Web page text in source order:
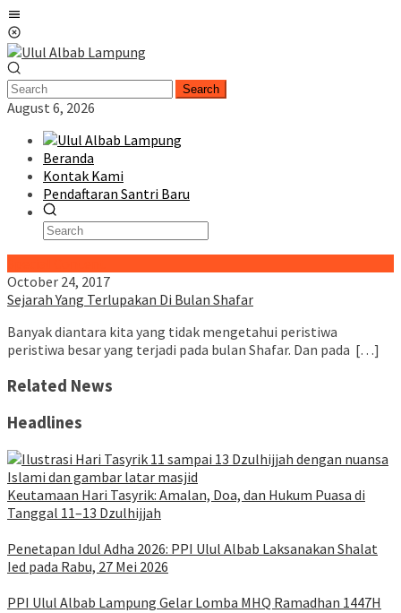
Skip
to
content
Search
August 6, 2026
Beranda
Kontak Kami
Pendaftaran Santri Baru
October 24, 2017
Sejarah Yang Terlupakan Di Bulan Shafar
Banyak diantara kita yang tidak mengetahui peristiwa
peristiwa besar yang terjadi pada bulan Shafar. Dan pada […]
Related News
Headlines
Keutamaan Hari Tasyrik: Amalan, Doa, dan Hukum Puasa di
Tanggal 11–13 Dzulhijjah
Penetapan Idul Adha 2026: PPI Ulul Albab Laksanakan Shalat
Ied pada Rabu, 27 Mei 2026
PPI Ulul Albab Lampung Gelar Lomba MHQ Ramadhan 1447H